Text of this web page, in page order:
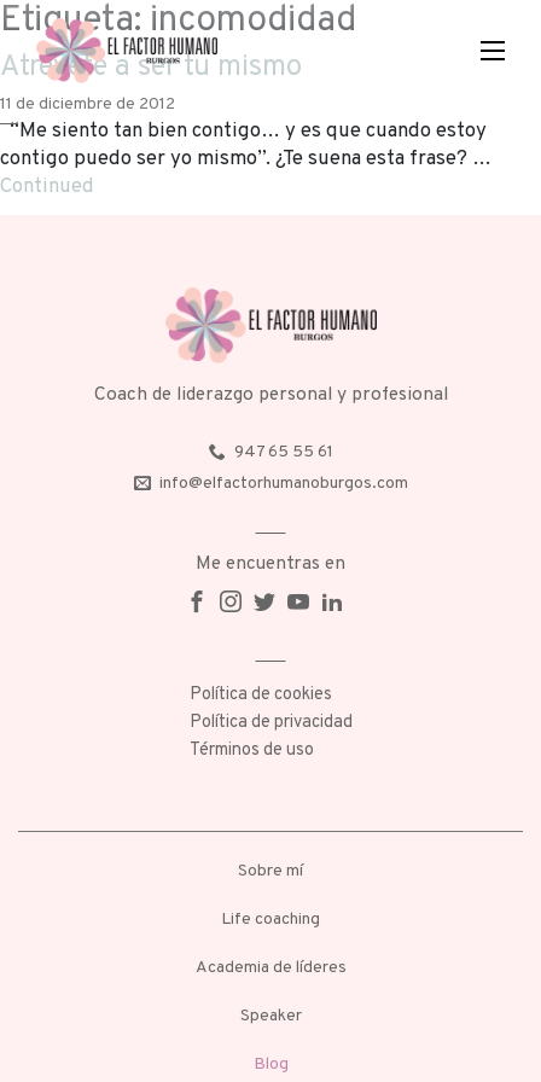
Etiqueta: incomodidad
Atrévete a ser tu mismo
11 de diciembre de 2012
“Me siento tan bien contigo… y es que cuando estoy
contigo puedo ser yo mismo”. ¿Te suena esta frase? …
Continued
Coach de liderazgo personal y profesional
947 65 55 61
info@elfactorhumanoburgos.com
Me encuentras en
Política de cookies
Política de privacidad
Términos de uso
Sobre mí
Life coaching
Academia de líderes
Speaker
Blog